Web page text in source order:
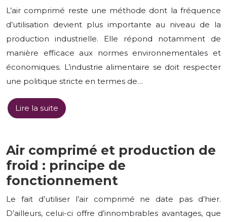
L’air comprimé reste une méthode dont la fréquence
d’utilisation devient plus importante au niveau de la
production industrielle. Elle répond notamment de
manière efficace aux normes environnementales et
économiques. L’industrie alimentaire se doit respecter
une politique stricte en termes de…
Lire la suite
Air comprimé et production de
froid : principe de
fonctionnement
Le fait d’utiliser l’air comprimé ne date pas d’hier.
D’ailleurs, celui-ci offre d’innombrables avantages, que